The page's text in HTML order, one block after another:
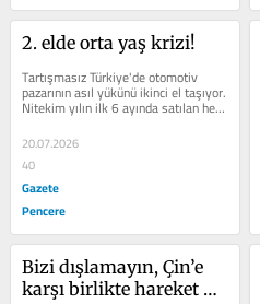
2. elde orta yaş krizi!
Tartışmasız Türkiye'de otomotiv
pazarının asıl yükünü ikinci el taşıyor.
Nitekim yılın ilk 6 ayında satılan her
sıfır araca...
20.07.2026
40
Gazete
Pencere
Bizi dışlamayın, Çin’e
karşı birlikte hareket